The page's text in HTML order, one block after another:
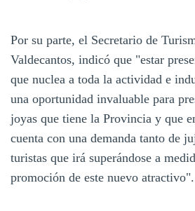
Por su parte, el Secretario de
Valdecantos, indicó que "estar
que nuclea a toda la actividad e
una oportunidad invaluable para
joyas que tiene la Provincia y que
cuenta con una demanda tanto de
turistas que irá superándose a
promoción de este nuevo atractivo".